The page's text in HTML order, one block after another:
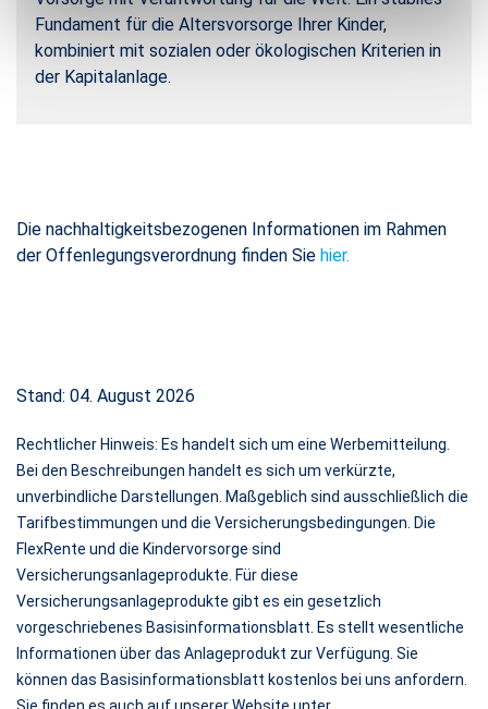
Fundament für die Altersvorsorge Ihrer Kinder,
kombiniert mit sozialen oder ökologischen Kriterien in
der Kapitalanlage.
Die nachhaltigkeitsbezogenen Informationen im Rahmen
der Offenlegungsverordnung finden Sie hier.
Stand: 04. August 2026
Rechtlicher Hinweis: Es handelt sich um eine Werbemitteilung.
Bei den Beschreibungen handelt es sich um verkürzte,
unverbindliche Darstellungen. Maßgeblich sind ausschließlich die
Tarifbestimmungen und die Versicherungsbedingungen. Die
FlexRente und die Kindervorsorge sind
Versicherungsanlageprodukte. Für diese
Versicherungsanlageprodukte gibt es ein gesetzlich
vorgeschriebenes Basisinformationsblatt. Es stellt wesentliche
Informationen über das Anlageprodukt zur Verfügung. Sie
können das Basisinformationsblatt kostenlos bei uns anfordern.